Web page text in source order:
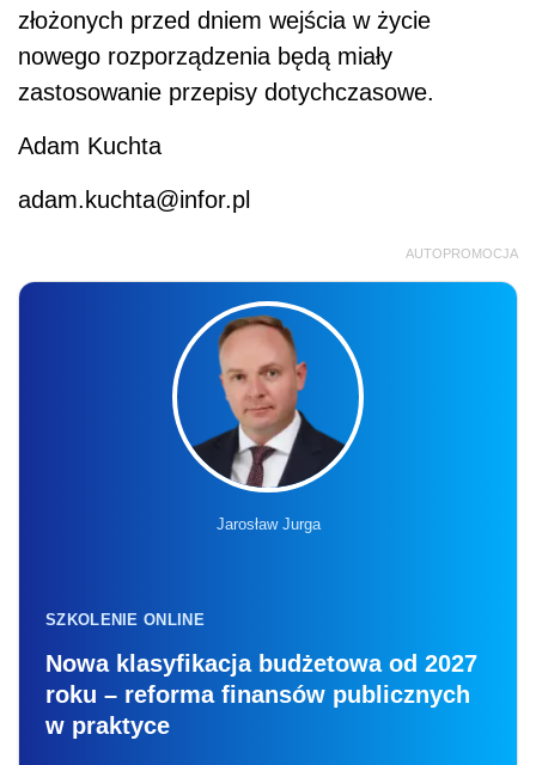
złożonych przed dniem wejścia w życie
nowego rozporządzenia będą miały
zastosowanie przepisy dotychczasowe.
Adam Kuchta
adam.kuchta@infor.pl
AUTOPROMOCJA
Jarosław Jurga
SZKOLENIE ONLINE
Nowa klasyfikacja budżetowa od 2027
roku – reforma finansów publicznych
w praktyce